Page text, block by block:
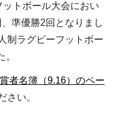
トボール大会におい
準優勝2回となりまし
制ラグビーフットボー
者名簿（9.16）のペー
さい。